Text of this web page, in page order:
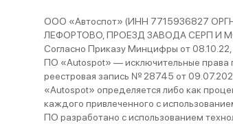
ООО «Автоспот» (ИНН 7715936827
ЛЕФОРТОВО, ПРОЕЗД ЗАВОДА СЕРП И
Согласно Приказу Минцифры от 08.10.22,
ПО «Autospot» — исключительные права
реестровая запись № 28745 от
«Autospot» определяется либо как
каждого привлеченного с
ПО разработано с использованием